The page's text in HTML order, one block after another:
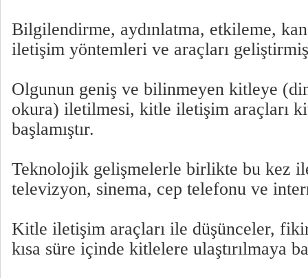
Bilgilendirme, aydınlatma, etkileme,
iletişim yöntemleri ve araçları
Olgunun geniş ve bilinmeyen kitleye
okura) iletilmesi, kitle iletişim araçları
başlamıştır.
Teknolojik gelişmelerle birlikte bu kez
televizyon, sinema, cep telefonu ve
Kitle iletişim araçları ile düşünceler,
kısa süre içinde kitlelere ulaştırılmaya